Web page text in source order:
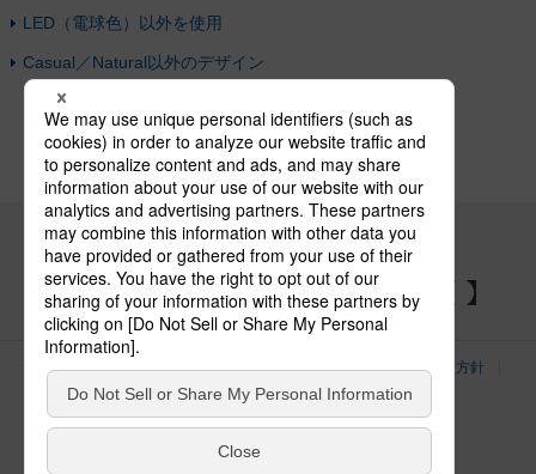
LED（電球色）以外を使用
Casual／Natural以外のデザイン
パナソニックの電気設備 SNSアカウント
サイトのご利用にあたって クッキーポリシー
個人情報保護方針
パナソニック ホールディングス
Area/Country
電気・建築設備（ビジネス）